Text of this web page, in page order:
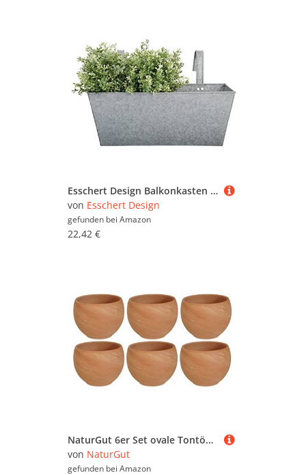
Esschert Design Balkonkasten aus verzinktem Metall, 40 x 15 x 15 cm, 7500 ml, Antikzink-Blumenkasten mit Einhängehaken, geschlossener Boden
von Esschert Design
gefunden bei Amazon
22,42 €
NaturGut 6er Set ovale Tontöpfe Terracotta Blumentopf Pflanzen-Topf Deko
von NaturGut
gefunden bei Amazon